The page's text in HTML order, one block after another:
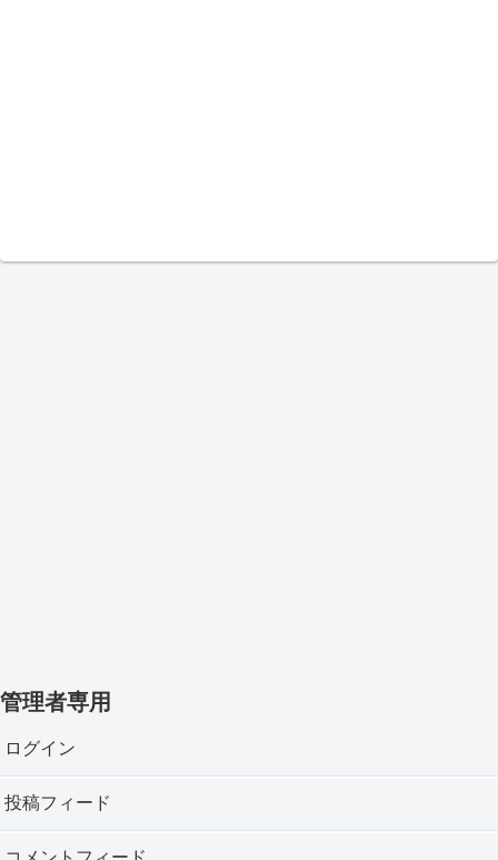
管理者専用
ログイン
投稿フィード